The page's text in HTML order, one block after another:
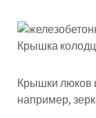
Крышка
Крышки люков
например,